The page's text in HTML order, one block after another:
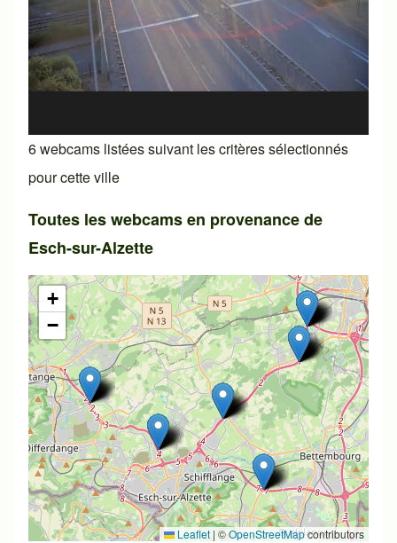
6 webcams listées suivant les critères sélectionnés
pour cette ville
Toutes les webcams en provenance de
Esch-sur-Alzette
+
−
Leaflet | ©OpenStreetMapcontributors